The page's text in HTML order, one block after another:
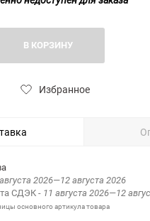
В КОРЗИНУ
Избранное
2026—12 августа 2026
СДЭК- 11 августа 2026—12
основного артикула товара